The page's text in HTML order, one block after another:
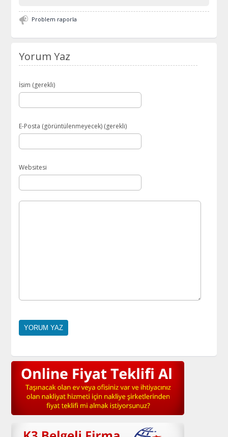
Problem raporla
Yorum Yaz
İsim (gerekli)
E-Posta (görüntülenmeyecek) (gerekli)
Websitesi